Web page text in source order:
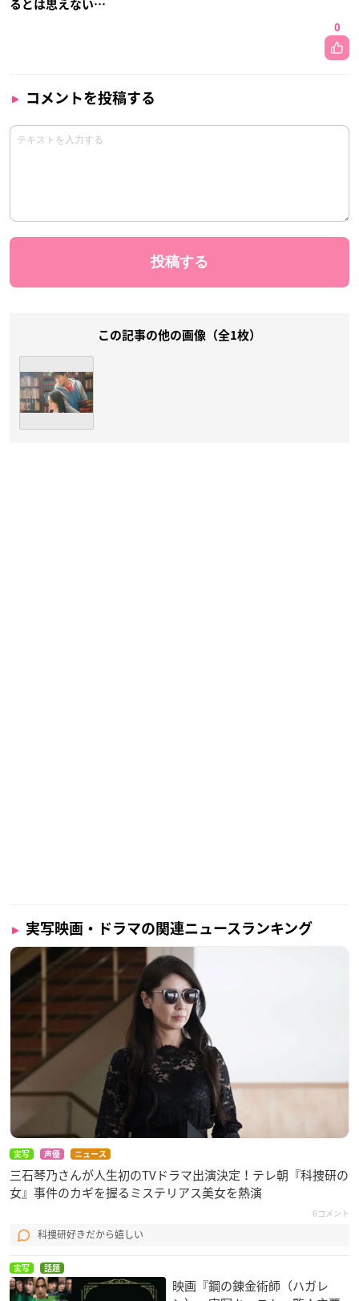
るとは思えない…
0
コメントを投稿する
この記事の他の画像（全1枚）
実写映画・ドラマの関連ニュースランキング
実写 声優 ニュース
三石琴乃さんが人生初のTVドラマ出演決定！テレ朝『科捜研の
女』事件のカギを握るミステリアス美女を熱演
6コメント
科捜研好きだから嬉しい
実写 話題
映画『鋼の錬金術師（ハガレ